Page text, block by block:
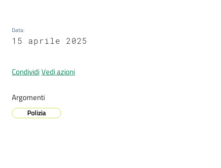
Prenotazione
l
l
e
Data:
15 aprile 2025
CondividiVedi azioni
Argomenti
Polizia